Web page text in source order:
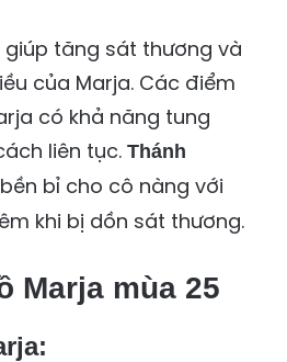
giúp tăng sát thương và
của Marja. Các điểm
có khả năng tung
liên tục. Thánh
bỉ cho cô nàng với
khi bị dồn sát thương.
Marja mùa 25